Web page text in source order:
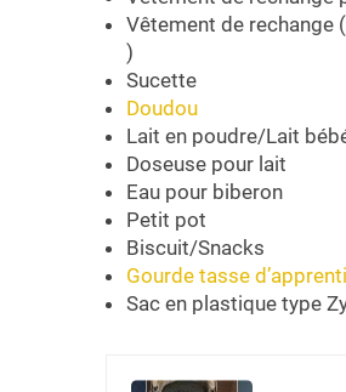
Vêtement de rechange
)
Sucette
Doudou
Lait en poudre/Lait
Doseuse pour lait
Eau pour biberon
Petit pot
Biscuit/Snacks
Gourde tasse
Sac en plastique type